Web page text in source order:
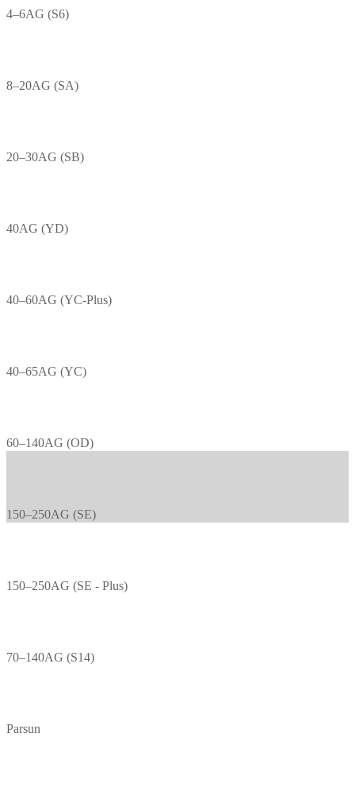
4–6AG (S6)
8–20AG (SA)
20–30AG (SB)
40AG (YD)
40–60AG (YC-Plus)
40–65AG (YC)
60–140AG (OD)
150–250AG (SE)
150–250AG (SE - Plus)
70–140AG (S14)
Parsun